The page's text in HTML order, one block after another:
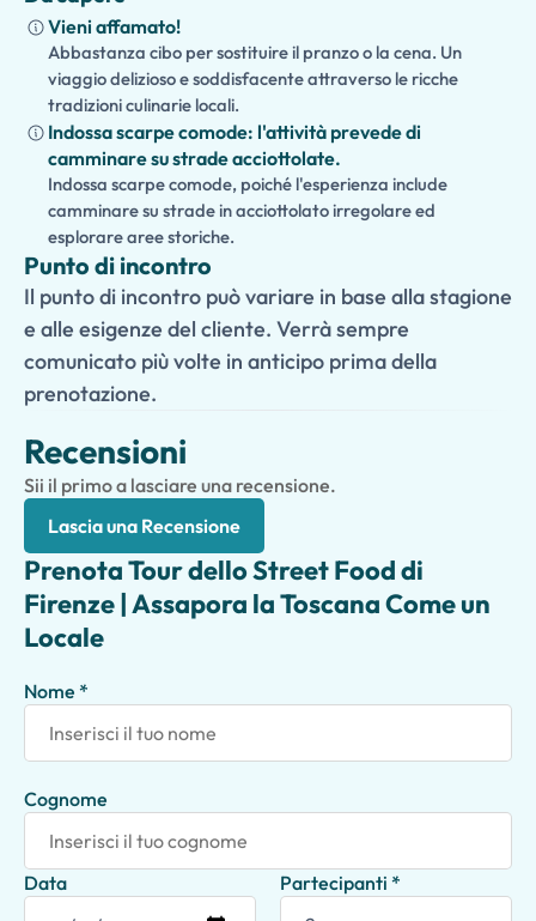
la Piazza della Signoria
perfetto connubio di cultura e cucina.
Vieni affamato!
Abbastanza cibo per sostituire il pranzo o la cena. Un
viaggio delizioso e soddisfacente attraverso le ricche
tradizioni culinarie locali.
Indossa scarpe comode: l'attività prevede di
camminare su strade acciottolate.
Indossa scarpe comode, poiché l'esperienza include
camminare su strade in acciottolato irregolare ed
esplorare aree storiche.
Punto di incontro
Il punto di incontro può variare in base alla stagione
e alle esigenze del cliente. Verrà sempre
comunicato più volte in anticipo prima della
prenotazione.
Recensioni
Sii il primo a lasciare una recensione.
Lascia una Recensione
Prenota Tour dello Street Food di
Firenze | Assapora la Toscana Come un
Locale
Nome *
Cognome
Data Partecipanti *